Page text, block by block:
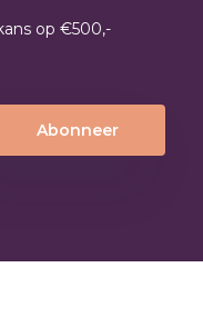
op €500,-
Abonneer